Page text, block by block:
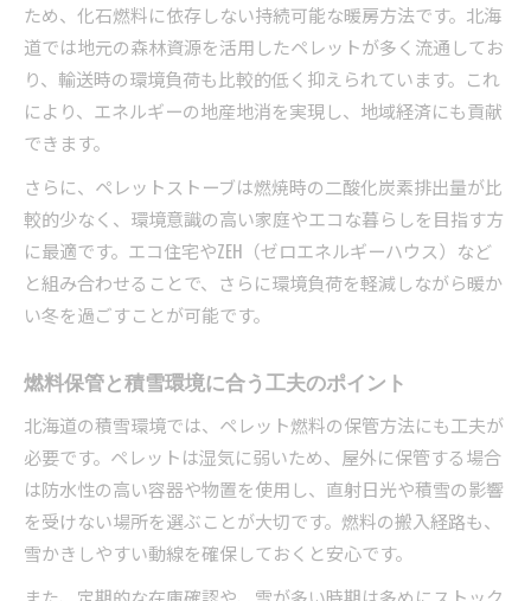
ため、化石燃料に依存しない持続可能な暖房方法です。北海
道では地元の森林資源を活用したペレットが多く流通してお
り、輸送時の環境負荷も比較的低く抑えられています。これ
により、エネルギーの地産地消を実現し、地域経済にも貢献
できます。
さらに、ペレットストーブは燃焼時の二酸化炭素排出量が比
較的少なく、環境意識の高い家庭やエコな暮らしを目指す方
に最適です。エコ住宅やZEH（ゼロエネルギーハウス）など
と組み合わせることで、さらに環境負荷を軽減しながら暖か
い冬を過ごすことが可能です。
燃料保管と積雪環境に合う工夫のポイント
北海道の積雪環境では、ペレット燃料の保管方法にも工夫が
必要です。ペレットは湿気に弱いため、屋外に保管する場合
は防水性の高い容器や物置を使用し、直射日光や積雪の影響
を受けない場所を選ぶことが大切です。燃料の搬入経路も、
雪かきしやすい動線を確保しておくと安心です。